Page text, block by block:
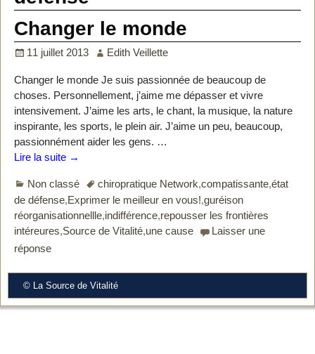
Changer le monde
11 juillet 2013 Edith Veillette
Changer le monde Je suis passionnée de beaucoup de
choses. Personnellement, j’aime me dépasser et vivre
intensivement. J’aime les arts, le chant, la musique, la nature
inspirante, les sports, le plein air. J’aime un peu, beaucoup,
passionnément aider les gens. …
Lire la suite →
Non classé chiropratique Network,compatissante,état
de défense,Exprimer le meilleur en vous!,guréison
réorganisationnellle,indifférence,repousser les frontières
intéreures,Source de Vitalité,une cause
Laisser une
réponse
© La Source de Vitalité